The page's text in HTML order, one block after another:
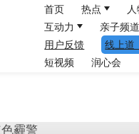
首页 热点
互动力
亲子频道
用户反馈
线上道
短视频
润心会